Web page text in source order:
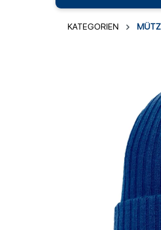
KATEGORIEN